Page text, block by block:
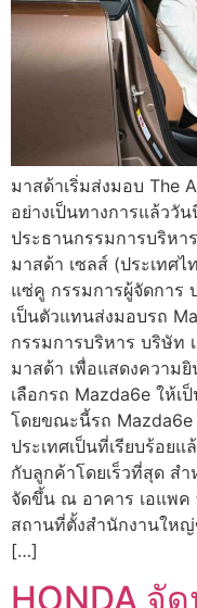
มาสด้าเริ่มส่งมอบ The
อย่างเป็นทางการแล้ววั
ประธานกรรมการบริหา
มาสด้า เซลส์ (ประเทศ
แซ่คู กรรมการผู้จัดการ
เป็นตัวแทนส่งมอบรถ
กรรมการบริหาร บริษัท
มาสด้า เพื่อแสดงความ
เลือกรถ Mazda6e ให้เ
โดยขณะนี้รถ Mazda6e
ประเทศเป็นที่เรียบร้อย
กับลูกค้าโดยเร็วที่สุด ส
จัดขึ้น ณ อาคาร เอแพค
สถานที่ตั้งสำนักงานให
[…]
HONDA จั